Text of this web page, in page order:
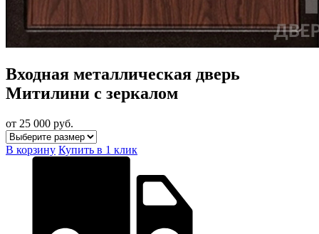
Входная металлическая дверь
Митилини с зеркалом
от 25 000 руб.
В корзину Купить в 1 клик